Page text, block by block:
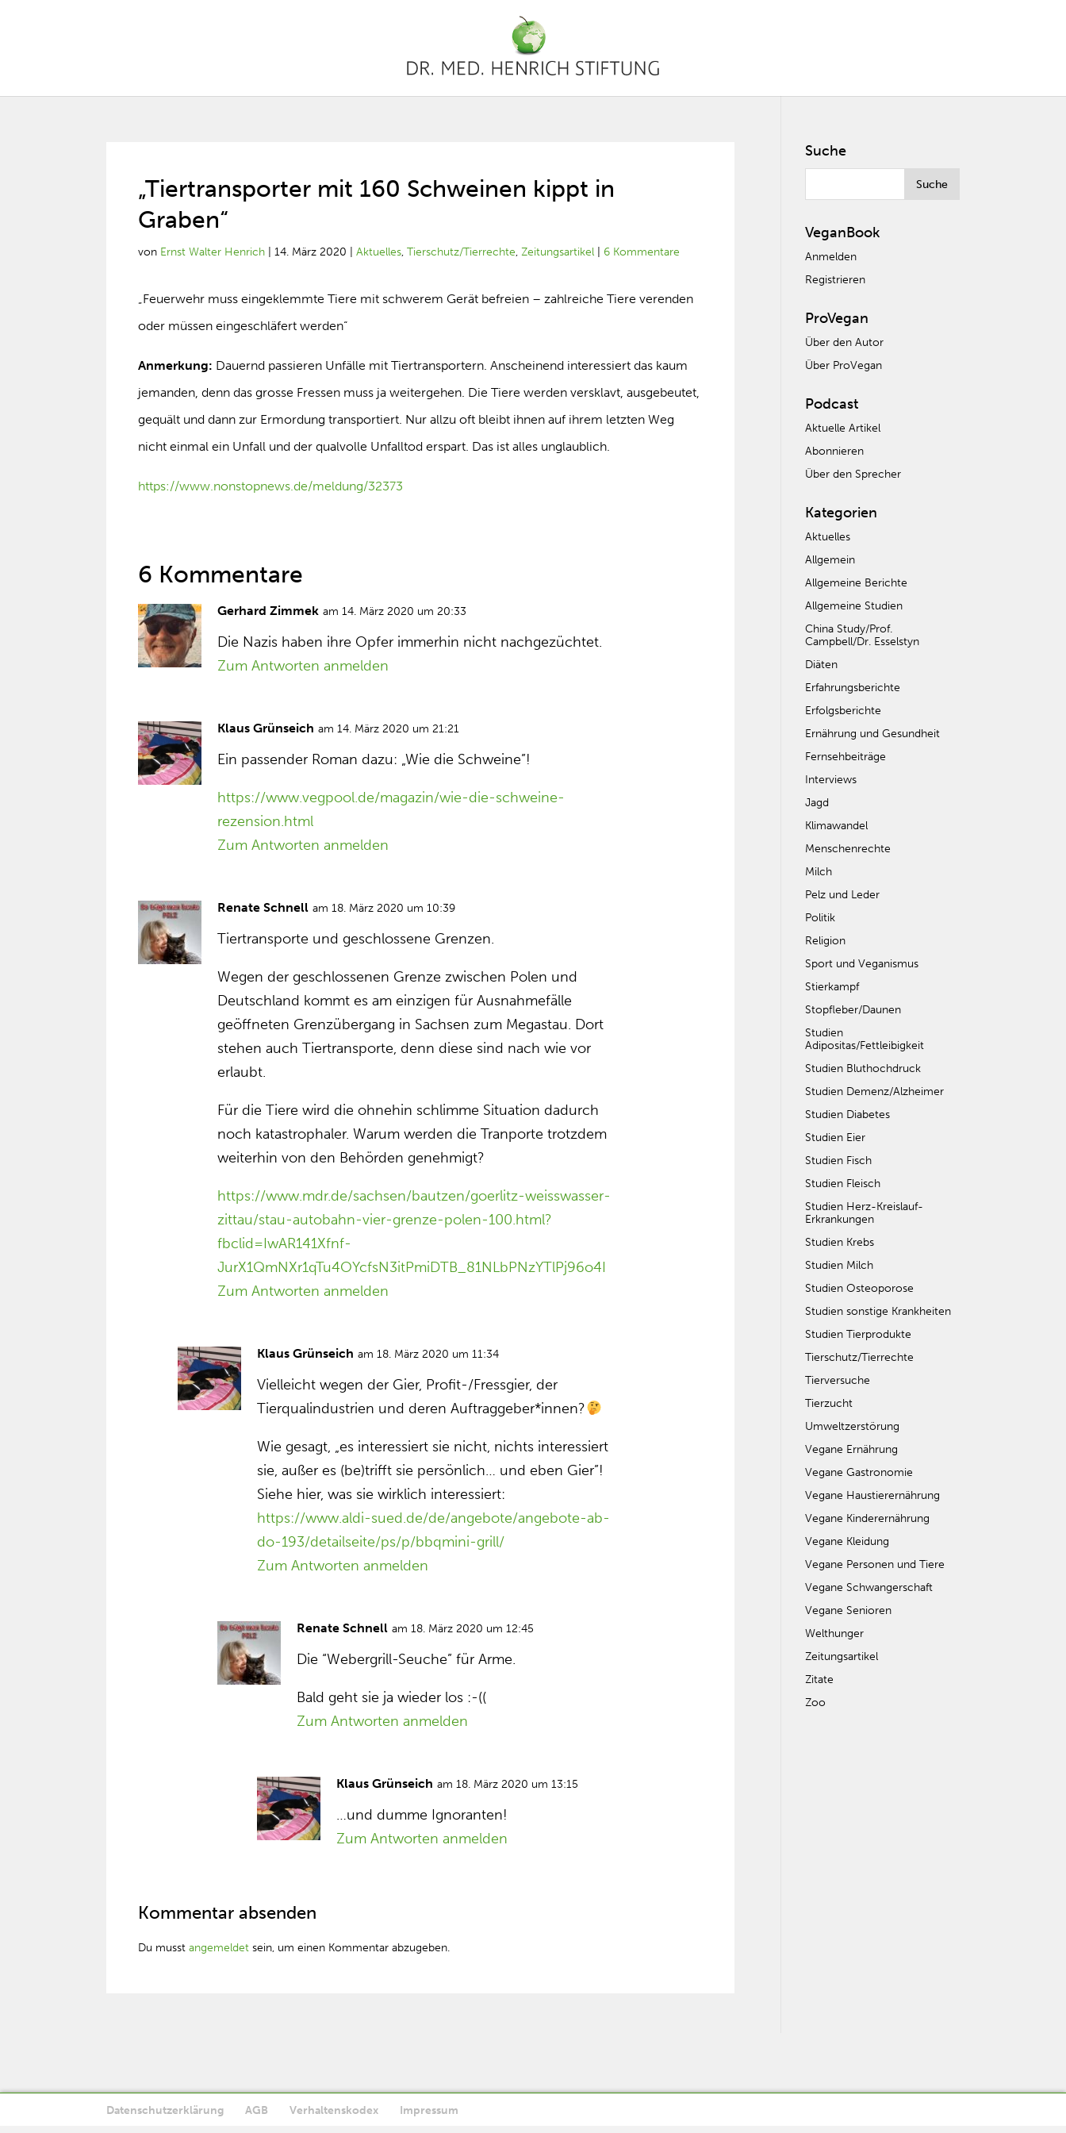
„Tiertransporter mit 160 Schweinen kippt in
Graben“
von Ernst Walter Henrich |14. März 2020 |Aktuelles,Tierschutz/Tierrechte,Zeitungsartikel 6 Kommentare
„Feuerwehr muss eingeklemmte Tiere mit schwerem Gerät befreien – zahlreiche Tiere verenden
oder müssen eingeschläfert werden“
Anmerkung: Dauernd passieren Unfälle mit Tiertransportern. Anscheinend interessiert das kaum
jemanden, denn das grosse Fressen muss ja weitergehen. Die Tiere werden versklavt, ausgebeutet,
gequält und dann zur Ermordung transportiert. Nur allzu oft bleibt ihnen auf ihrem letzten Weg
nicht einmal ein Unfall und der qualvolle Unfalltod erspart. Das ist alles unglaublich.
https://www.nonstopnews.de/meldung/32373
6 Kommentare
Gerhard Zimmek am 14. März 2020 um 20:33
Die Nazis haben ihre Opfer immerhin nicht nachgezüchtet.
Zum Antworten anmelden
Klaus Grünseich am 14. März 2020 um 21:21
Ein passender Roman dazu: „Wie die Schweine”!
https://www.vegpool.de/magazin/wie-die-schweine-
rezension.html
Zum Antworten anmelden
Renate Schnell am 18. März 2020 um 10:39
Tiertransporte und geschlossene Grenzen.
Wegen der geschlossenen Grenze zwischen Polen und
Deutschland kommt es am einzigen für Ausnahmefälle
geöffneten Grenzübergang in Sachsen zum Megastau. Dort
stehen auch Tiertransporte, denn diese sind nach wie vor
erlaubt.
Für die Tiere wird die ohnehin schlimme Situation dadurch
noch katastrophaler. Warum werden die Tranporte trotzdem
weiterhin von den Behörden genehmigt?
https://www.mdr.de/sachsen/bautzen/goerlitz-weisswasser-
zittau/stau-autobahn-vier-grenze-polen-100.html?
fbclid=IwAR141Xfnf-
JurX1QmNXr1qTu4OYcfsN3itPmiDTB_81NLbPNzYTlPj96o4I
Zum Antworten anmelden
Klaus Grünseich am 18. März 2020 um 11:34
Vielleicht wegen der Gier, Profit-/Fressgier, der
Tierqualindustrien und deren Auftraggeber*innen?
Wie gesagt, „es interessiert sie nicht, nichts interessiert
sie, außer es (be)trifft sie persönlich… und eben Gier”!
Siehe hier, was sie wirklich interessiert:
https://www.aldi-sued.de/de/angebote/angebote-ab-
do-193/detailseite/ps/p/bbqmini-grill/
Zum Antworten anmelden
Renate Schnell am 18. März 2020 um 12:45
Die “Webergrill-Seuche” für Arme.
Bald geht sie ja wieder los :-((
Zum Antworten anmelden
Klaus Grünseich am 18. März 2020 um 13:15
…und dumme Ignoranten!
Zum Antworten anmelden
Kommentar absenden
Du musstangemeldet sein, um einen Kommentar abzugeben.
Suche
VeganBook
Anmelden
Registrieren
ProVegan
Über den Autor
Über ProVegan
Podcast
Aktuelle Artikel
Abonnieren
Über den Sprecher
Kategorien
Aktuelles
Allgemein
Allgemeine Berichte
Allgemeine Studien
China Study/Prof.
Campbell/Dr. Esselstyn
Diäten
Erfahrungsberichte
Erfolgsberichte
Ernährung und Gesundheit
Fernsehbeiträge
Interviews
Jagd
Klimawandel
Menschenrechte
Milch
Pelz und Leder
Politik
Religion
Sport und Veganismus
Stierkampf
Stopfleber/Daunen
Studien
Adipositas/Fettleibigkeit
Studien Bluthochdruck
Studien Demenz/Alzheimer
Studien Diabetes
Studien Eier
Studien Fisch
Studien Fleisch
Studien Herz-Kreislauf-
Erkrankungen
Studien Krebs
Studien Milch
Studien Osteoporose
Studien sonstige Krankheiten
Studien Tierprodukte
Tierschutz/Tierrechte
Tierversuche
Tierzucht
Umweltzerstörung
Vegane Ernährung
Vegane Gastronomie
Vegane Haustierernährung
Vegane Kinderernährung
Vegane Kleidung
Vegane Personen und Tiere
Vegane Schwangerschaft
Vegane Senioren
Welthunger
Zeitungsartikel
Zitate
Zoo
Datenschutzerklärung AGB Verhaltenskodex
Impressum